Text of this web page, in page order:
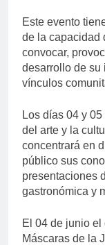
Este evento
de la capacidad
convocar,
desarrollo de su
vínculos
Los días 04 y
del arte y la
concentrará en
público sus
presentaciones
gastronómica y
El 04 de junio
Máscaras de la